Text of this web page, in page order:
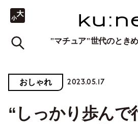
"マチュア"世代のときめ
おしゃれ 2023.05.17
“しっかり歩んで